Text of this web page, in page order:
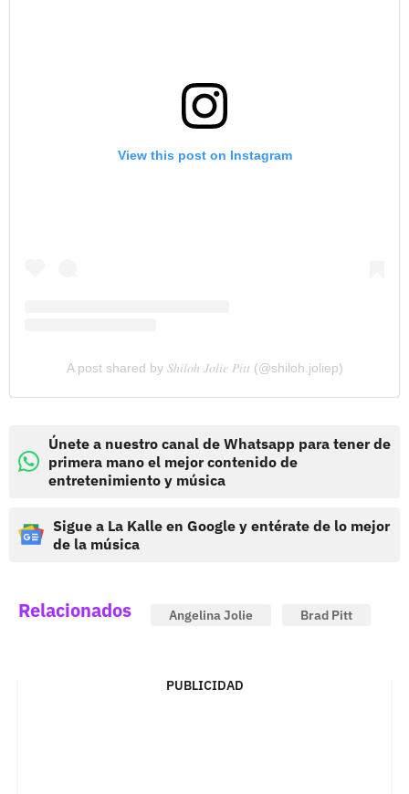
View this post on Instagram
A post shared by 𝑆ℎ𝑖𝑙𝑜ℎ 𝐽𝑜𝑙𝑖𝑒 𝑃𝑖𝑡𝑡 (@shiloh.joliep)
Únete a nuestro canal de Whatsapp para tener de
primera mano el mejor contenido de
entretenimiento y música
Sigue a La Kalle en Google y entérate de lo mejor
de la música
Relacionados Angelina Jolie Brad Pitt
PUBLICIDAD